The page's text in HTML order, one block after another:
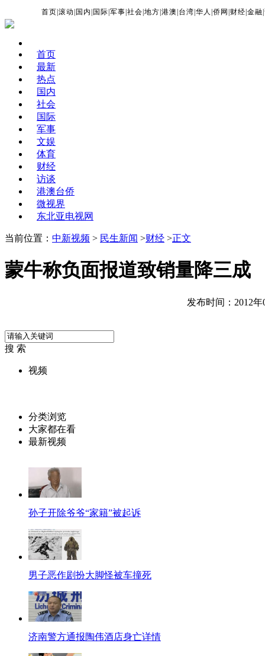
首页 |滚动 国内 国际 |军事 |社会 |地方 |港澳 台湾 |华人 |侨网 财经 |金融 |
首页
最新
热点
国内
社会
国际
军事
文娱
体育
财经
访谈
港澳台侨
微视界
东北亚电视网
当前位置： 中新视频 > 民生新闻 >财经 >正文
蒙牛称负面报道致销量降三成
发布时间：2012年
搜 索
视频
分类浏览
大家都在看
最新视频
孙子开除爷爷“家籍”被起诉
男子恶作剧扮大脚怪被车撞死
济南警方通报陶伟酒店身亡详情